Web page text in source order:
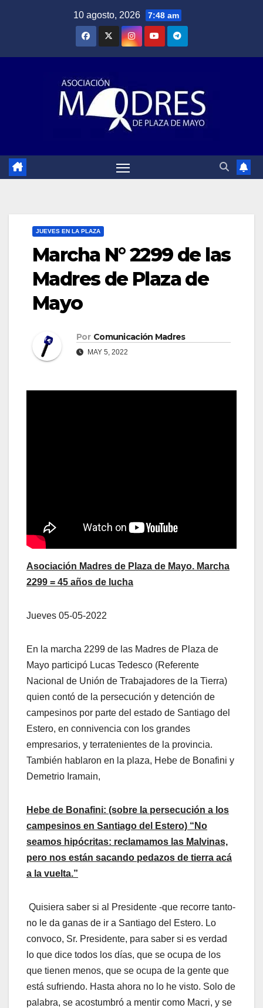
10 agosto, 2026 7:48 am
JUEVES EN LA PLAZA
Marcha N° 2299 de las
Madres de Plaza de
Mayo
Por Comunicación Madres
MAY 5, 2022
Asociación Madres de Plaza de Mayo. Marcha
2299 = 45 años de lucha
Jueves 05-05-2022
En la marcha 2299 de las Madres de Plaza de
Mayo participó Lucas Tedesco (Referente
Nacional de Unión de Trabajadores de la Tierra)
quien contó de la persecución y detención de
campesinos por parte del estado de Santiago del
Estero, en connivencia con los grandes
empresarios, y terratenientes de la provincia.
También hablaron en la plaza, Hebe de Bonafini y
Demetrio Iramain,
Hebe de Bonafini: (sobre la persecución a los
campesinos en Santiago del Estero) “No
seamos hipócritas: reclamamos las Malvinas,
pero nos están sacando pedazos de tierra acá
a la vuelta.”
Quisiera saber si al Presidente -que recorre tanto-
no le da ganas de ir a Santiago del Estero. Lo
convoco, Sr. Presidente, para saber si es verdad
lo que dice todos los días, que se ocupa de los
que tienen menos, que se ocupa de la gente que
está sufriendo. Hasta ahora no lo he visto. Solo de
palabra, se acostumbró a mentir como Macri, y se